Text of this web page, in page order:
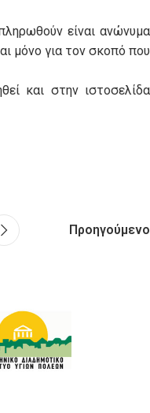
είναι ανώνυμα
μόνο για τον σκοπό που
και στην ιστοσελίδα
Προηγούμενο